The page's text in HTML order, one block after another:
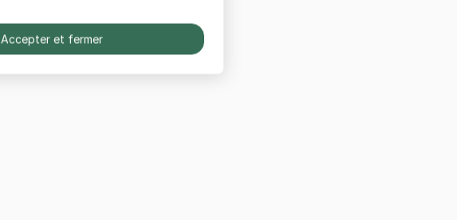
Accepter et fermer